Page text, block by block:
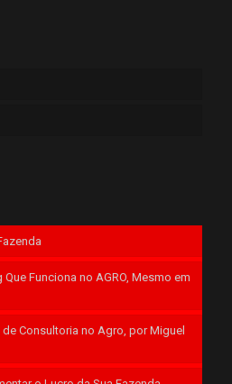
Funciona no AGRO, Mesmo em
Consultoria no Agro, por Miguel